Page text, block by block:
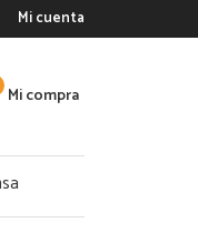
Mi cuenta
Mi compra